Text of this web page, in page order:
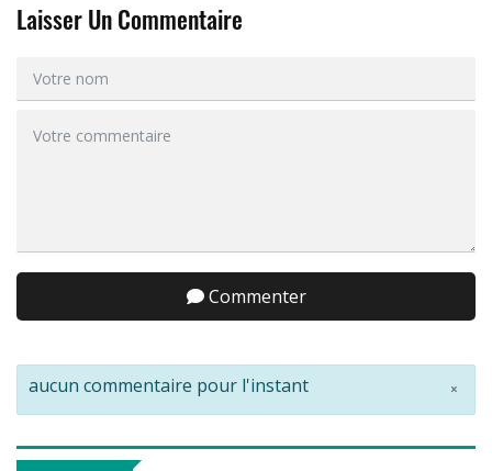
Laisser Un Commentaire
Commenter
×
aucun commentaire pour l'instant